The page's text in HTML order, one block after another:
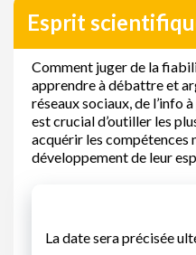
Esprit
Comment juger de la
apprendre à débattre et
réseaux sociaux, de l’info
est crucial d’outiller les
acquérir les compétences
développement de leur
La date sera précisée